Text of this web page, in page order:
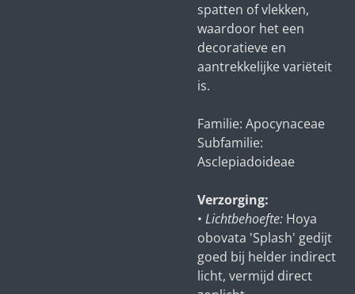
spatten of vlekken,
waardoor het een
decoratieve en
aantrekkelijke variëteit
is.
Familie: Apocynaceae
Subfamilie:
Asclepiadoideae
Verzorging:
• Lichtbehoefte: Hoya
obovata 'Splash' gedijt
goed bij helder indirect
licht, vermijd direct